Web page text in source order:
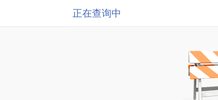
正在查询中